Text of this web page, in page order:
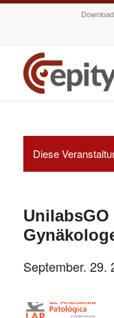
Diese
September. 29.